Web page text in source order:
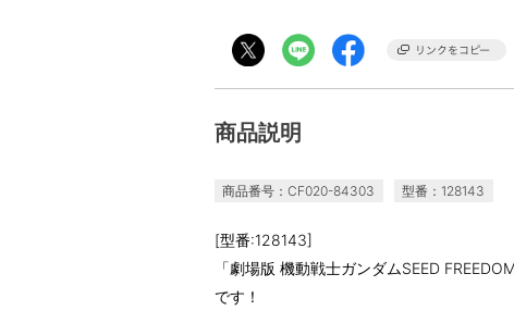
商品説明
商品番号：CF020-84303 型番：128143
[型番:128143]
「劇場版 機動戦士ガンダムSEED
です！